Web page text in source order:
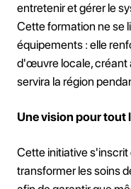
entretenir et gérer le
Cette formation ne se
équipements : elle
d'œuvre locale, créant
servira la région
Une vision pour tout
Cette initiative s'inscrit
transformer les soins